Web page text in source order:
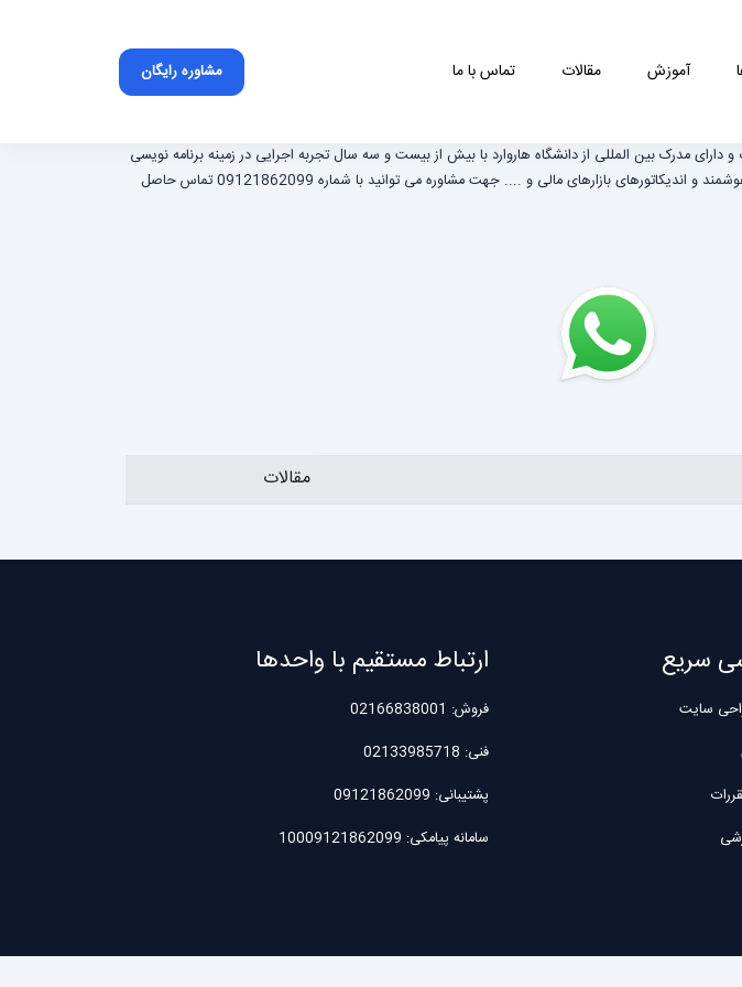
آموزش مقالات تماس با ما مشاوره رایگان
مدرک بین المللی از دانشگاه هاروارد با بیش از بیست و سه سال تجربه اجرایی در زمینه برنامه نویسی
و طراحی انواع وب سایت ، اپلیکیشن ، اکسپرت ، ربات های هوشمند و اندیکاتورهای بازارهای مالی و .... جهت مشاوره می توانید با شماره 09121862099 تماس حاصل
مقالات
سریع
سایت
ارتباط مستقیم با واحدها
فروش: 02166838001
فنی: 02133985718
پشتیبانی: 09121862099
سامانه پیامکی: 10009121862099